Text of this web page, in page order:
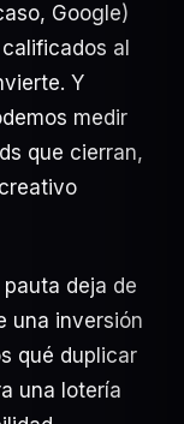
Google)
al
Y
medir
que cierran,
deja de
una inversión
qué duplicar
una lotería